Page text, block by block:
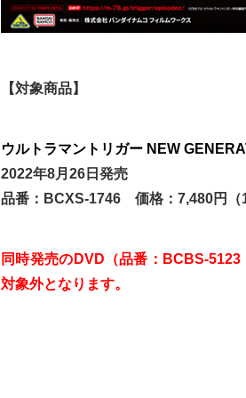
【対象商品】
ウルトラマントリガー NEW
2022年8月26日発売
品番：BCXS-1746 価格：7,480円
同時発売のDVD（品番：BCBS-
対象外となります。